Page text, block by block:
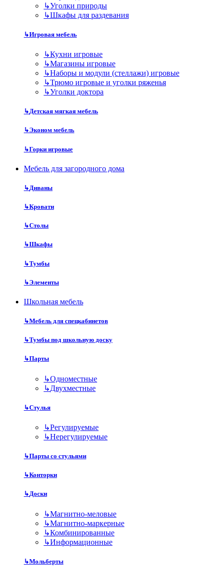
↳Уголки природы
↳Шкафы для раздевания
↳Игровая мебель
↳Кухни игровые
↳Магазины игровые
↳Наборы и модули (стеллажи) игровые
↳Трюмо игровые и уголки ряженья
↳Уголки доктора
↳Детская мягкая мебель
↳Эконом мебель
↳Горки игровые
Мебель для загородного дома
↳Диваны
↳Кровати
↳Столы
↳Шкафы
↳Тумбы
↳Элементы
Школьная мебель
↳Мебель для спецкабинетов
↳Тумбы под школьную доску
↳Парты
↳Одноместные
↳Двухместные
↳Стулья
↳Регулируемые
↳Нерегулируемые
↳Парты со стульями
↳Конторки
↳Доски
↳Магнитно-меловые
↳Магнитно-маркерные
↳Комбинированные
↳Информационные
↳Мольберты